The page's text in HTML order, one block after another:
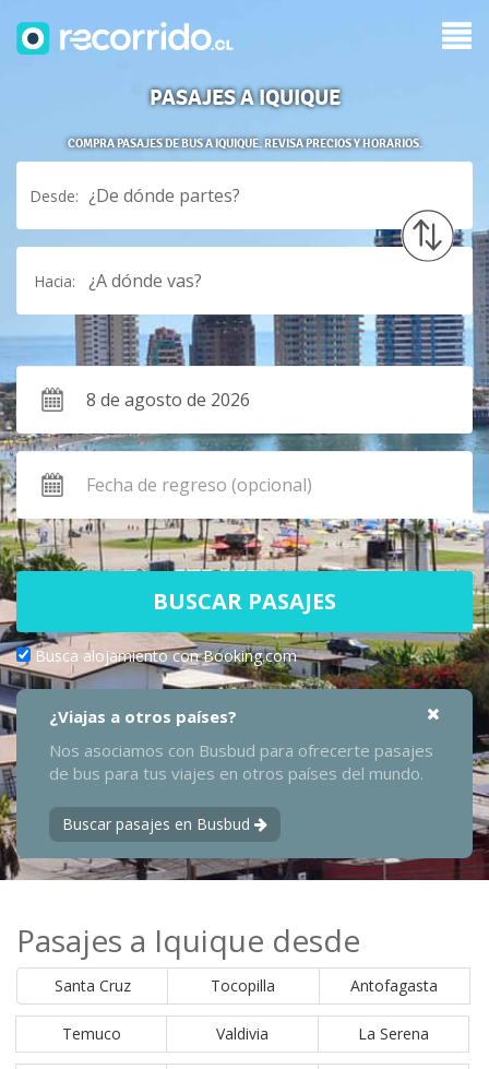
PASAJES A IQUIQUE
COMPRA PASAJES DE BUS A IQUIQUE. REVISA PRECIOS Y HORARIOS.
Desde: ¿De dónde partes?
Hacia: ¿A dónde vas?
BUSCAR PASAJES
Busca alojamiento con Booking.com
¿Viajas a otros países?
Nos asociamos con Busbud para ofrecerte pasajes
de bus para tus viajes en otros países del mundo.
Buscar pasajes en Busbud
Pasajes a Iquique desde
Santa Cruz Tocopilla Antofagasta
Temuco Valdivia La Serena